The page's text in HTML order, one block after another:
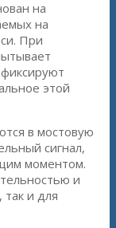
на
на
При
этой
в мостовую
сигнал,
моментом.
и
так и для